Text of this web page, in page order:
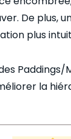
De plus,
plus
Paddings/
la